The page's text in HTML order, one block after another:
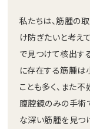
私たちは、筋腫の
け防ぎたいと考え
で見つけて核出す
に存在する筋腫は
ことも多く、また
腹腔鏡のみの手術
な深い筋腫を見つ